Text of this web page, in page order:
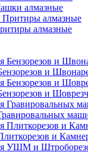
алмазные
алмазные
и
и
и